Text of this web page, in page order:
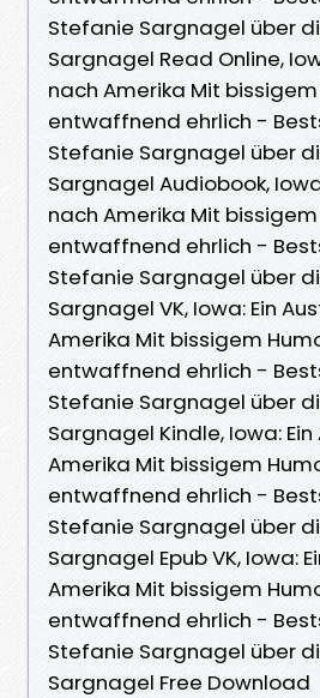
Stefanie Sargnagel über
Sargnagel Read Online,
nach Amerika Mit
entwaffnend ehrlich -
Stefanie Sargnagel über
Sargnagel Audiobook,
nach Amerika Mit
entwaffnend ehrlich -
Stefanie Sargnagel über
Sargnagel VK, Iowa: Ein
Amerika Mit bissigem
entwaffnend ehrlich -
Stefanie Sargnagel über
Sargnagel Kindle, Iowa:
Amerika Mit bissigem
entwaffnend ehrlich -
Stefanie Sargnagel über
Sargnagel Epub VK, Iowa:
Amerika Mit bissigem
entwaffnend ehrlich -
Stefanie Sargnagel über
Sargnagel Free Download